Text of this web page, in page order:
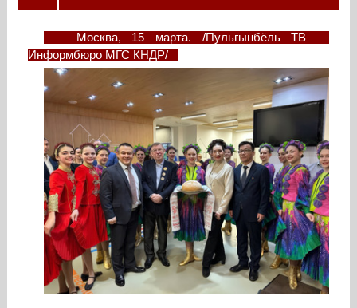
Москва, 15 марта. /Пульгынбёль ТВ —
Информбюро МГС КНДР/